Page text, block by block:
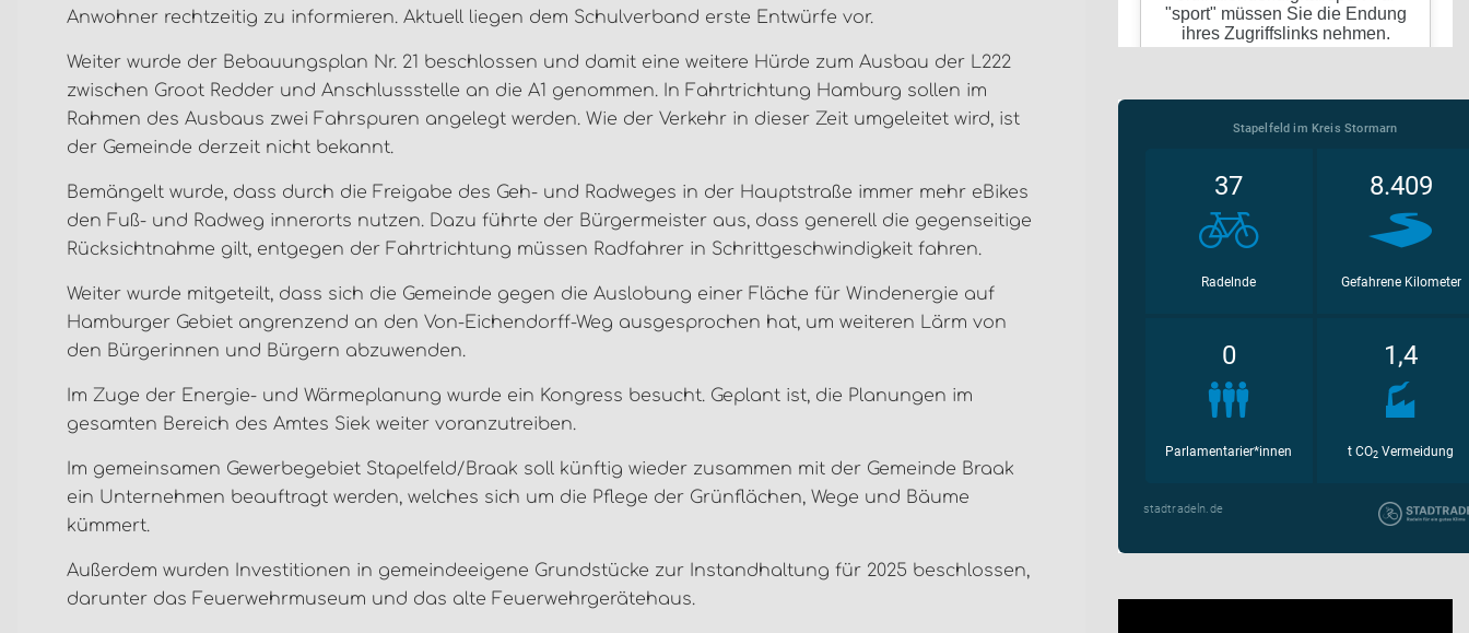
Anwohner rechtzeitig zu informieren. Aktuell liegen dem Schulverband erste Entwürfe vor.
Weiter wurde der Bebauungsplan Nr. 21 beschlossen und damit eine weitere Hürde zum Ausbau der L222
zwischen Groot Redder und Anschlussstelle an die A1 genommen. In Fahrtrichtung Hamburg sollen im
Rahmen des Ausbaus zwei Fahrspuren angelegt werden. Wie der Verkehr in dieser Zeit umgeleitet wird, ist
der Gemeinde derzeit nicht bekannt.
Bemängelt wurde, dass durch die Freigabe des Geh- und Radweges in der Hauptstraße immer mehr eBikes
den Fuß- und Radweg innerorts nutzen. Dazu führte der Bürgermeister aus, dass generell die gegenseitige
Rücksichtnahme gilt, entgegen der Fahrtrichtung müssen Radfahrer in Schrittgeschwindigkeit fahren.
Weiter wurde mitgeteilt, dass sich die Gemeinde gegen die Auslobung einer Fläche für Windenergie auf
Hamburger Gebiet angrenzend an den Von-Eichendorff-Weg ausgesprochen hat, um weiteren Lärm von
den Bürgerinnen und Bürgern abzuwenden.
Im Zuge der Energie- und Wärmeplanung wurde ein Kongress besucht. Geplant ist, die Planungen im
gesamten Bereich des Amtes Siek weiter voranzutreiben.
Im gemeinsamen Gewerbegebiet Stapelfeld/Braak soll künftig wieder zusammen mit der Gemeinde Braak
ein Unternehmen beauftragt werden, welches sich um die Pflege der Grünflächen, Wege und Bäume
kümmert.
Außerdem wurden Investitionen in gemeindeeigene Grundstücke zur Instandhaltung für 2025 beschlossen,
darunter das Feuerwehrmuseum und das alte Feuerwehrgerätehaus.